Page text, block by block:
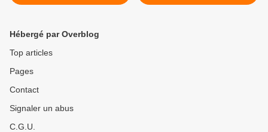
Hébergé par Overblog
Top articles
Pages
Contact
Signaler un abus
C.G.U.